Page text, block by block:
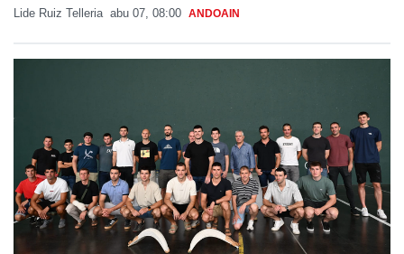
Lide Ruiz Telleria abu 07, 08:00 ANDOAIN